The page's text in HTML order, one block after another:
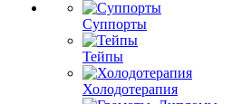
Суппорты
Тейпы
Холодотерапия